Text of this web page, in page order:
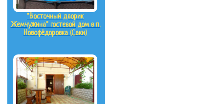
"Восточный дворик
Жемчужина" гостевой дом в п.
Новофёдоровка (Саки)